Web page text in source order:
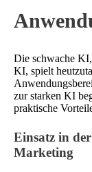
Die schwache
KI, spielt
zur starken KI
praktische
Einsatz in
Marketing